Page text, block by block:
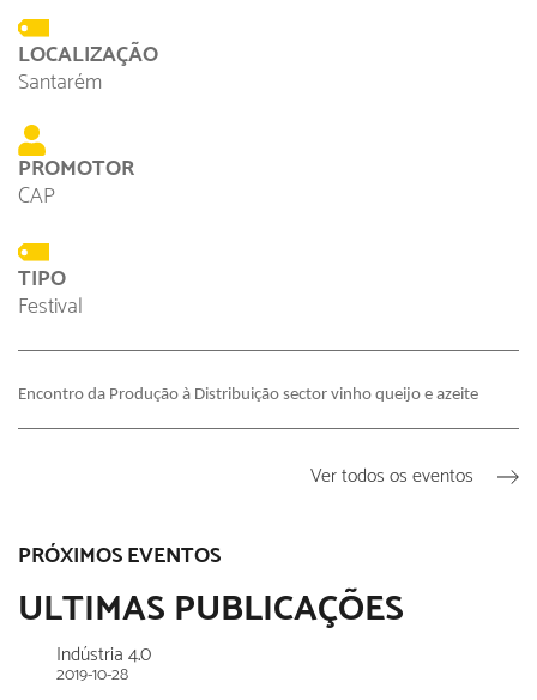
LOCALIZAÇÃO
Santarém
PROMOTOR
CAP
TIPO
Festival
Encontro da Produção à Distribuição sector vinho queijo e azeite
Ver todos os eventos
PRÓXIMOS EVENTOS
ULTIMAS PUBLICAÇÕES
Indústria 4.0
2019-10-28